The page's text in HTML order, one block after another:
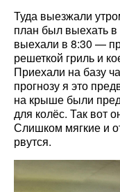
Туда выезжали
план был выехать
выехали в 8:30 —
решеткой гриль и
Приехали на базу
прогнозу я это
на крыше были
для колёс. Так вот
Слишком мягкие и
рвутся.